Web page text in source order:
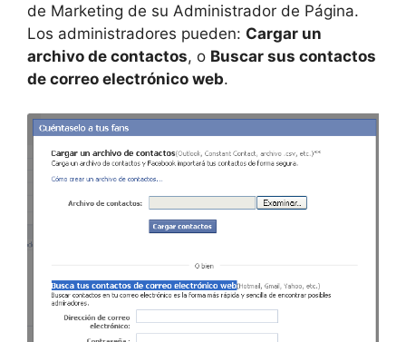
de Marketing de su Administrador de Página.
Los administradores pueden: Cargar un
archivo de contactos, o Buscar sus contactos
de correo electrónico web.